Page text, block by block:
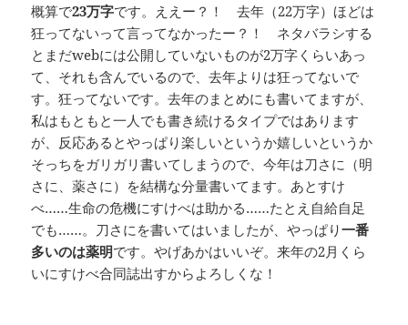
概算で23万字です。ええー？！ 去年（22万字）ほどは
狂ってないって言ってなかったー？！ ネタバラシする
とまだwebには公開していないものが2万字くらいあっ
て、それも含んでいるので、去年よりは狂ってないで
す。狂ってないです。去年のまとめにも書いてますが、
私はもともと一人でも書き続けるタイプではあります
が、反応あるとやっぱり楽しいというか嬉しいというか
そっちをガリガリ書いてしまうので、今年は刀さに（明
さに、薬さに）を結構な分量書いてます。あとすけ
べ……生命の危機にすけべは助かる……たとえ自給自足
でも……。刀さにを書いてはいましたが、やっぱり一番
多いのは薬明です。やげあかはいいぞ。来年の2月くら
いにすけべ合同誌出すからよろしくな！